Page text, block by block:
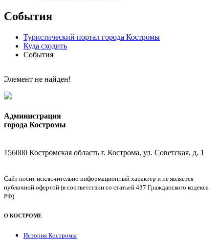
События
Туристический портал города Костромы
Куда сходить
События
Элемент не найден!
Администрация
города Костромы
156000 Костромская область г. Кострома, ул. Советская, д. 1
Сайт носит исключительно информационный характер и не является
публичной офертой (в соответствии со статьей 437 Гражданского кодекса
РФ).
О КОСТРОМЕ
История Костромы